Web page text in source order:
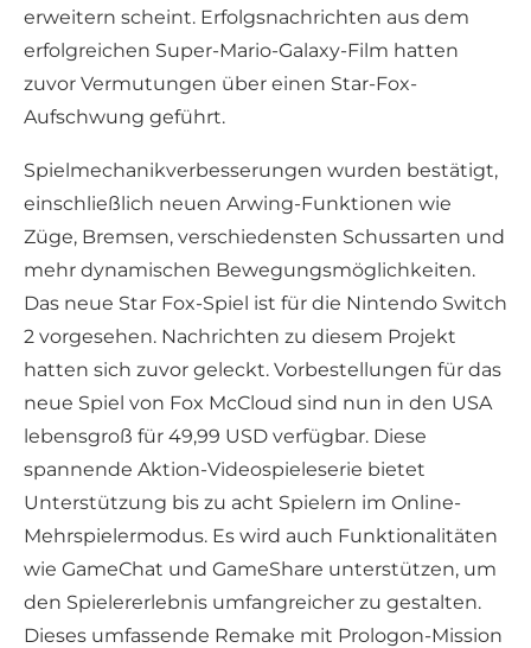
erweitern scheint. Erfolgsnachrichten aus dem
erfolgreichen Super-Mario-Galaxy-Film hatten
zuvor Vermutungen über einen Star-Fox-
Aufschwung geführt.
Spielmechanikverbesserungen wurden bestätigt,
einschließlich neuen Arwing-Funktionen wie
Züge, Bremsen, verschiedensten Schussarten und
mehr dynamischen Bewegungsmöglichkeiten.
Das neue Star Fox-Spiel ist für die Nintendo Switch
2 vorgesehen. Nachrichten zu diesem Projekt
hatten sich zuvor geleckt. Vorbestellungen für das
neue Spiel von Fox McCloud sind nun in den USA
lebensgroß für 49,99 USD verfügbar. Diese
spannende Aktion-Videospieleserie bietet
Unterstützung bis zu acht Spielern im Online-
Mehrspielermodus. Es wird auch Funktionalitäten
wie GameChat und GameShare unterstützen, um
den Spielererlebnis umfangreicher zu gestalten.
Dieses umfassende Remake mit Prologon-Mission